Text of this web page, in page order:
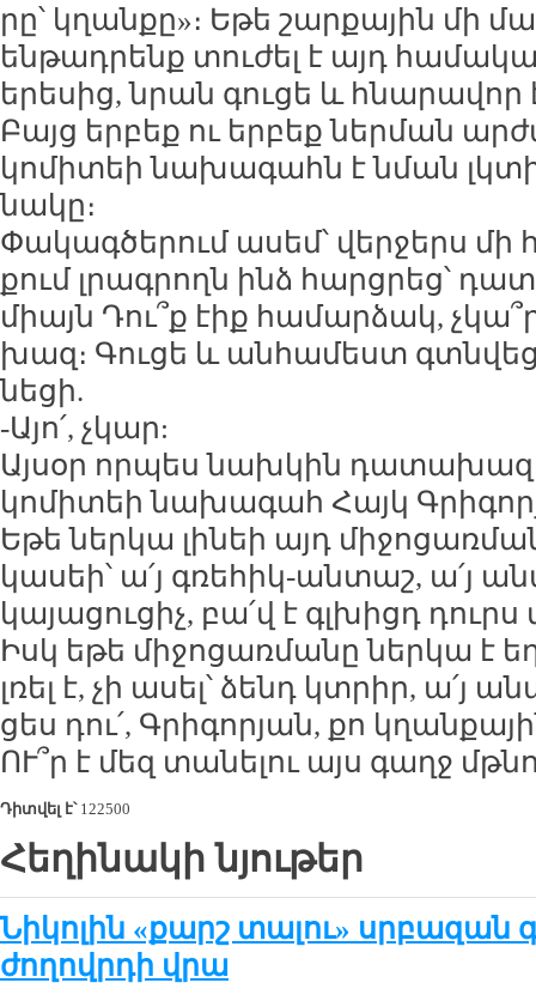
րը՝ կղան­քը»։ Ե­թե շար­քա­յին մի
են­թադ­րենք տու­ժել է այդ
ե­րե­սից, նրան գու­ցե և հնա­րա­վոր
Բայց եր­բեք ու եր­բեք ներ­ման
կո­մի­տեի նա­խա­գահն է նման
նա­կը։
Փա­կագ­ծե­րում ա­սեմ՝ վեր­ջերս
քում լրագ­րողն ինձ հարց­րեց՝
միայն Դու՞ք էիք հա­մար­ձակ,
խազ։ Գու­ցե և ան­հա­մեստ
նե­ցի.
-Ա­յո՛, չկար:
Այ­սօր որ­պես նախ­կին դա­տա­խազ
կո­մի­տեի նա­խա­գահ Հայկ
Ե­թե ներ­կա լի­նեի այդ
կա­սեի՝ ա՛յ գռե­հիկ-ան­տաշ, ա՛յ
կա­յա­ցու­ցիչ, բա՛վ է գլ­խիցդ
Իսկ ե­թե մի­ջո­ցառ­մա­նը ներ­կա է
լռել է, չի ա­սել՝ ձենդ կտ­րիր, ա՛յ
ցես դու՛, Գրի­գո­րյան, քո
ՈՒ՞ր է մեզ տա­նե­լու այս գաղջ
Դիտվել է՝122500
Հեղինակի նյութեր
Նիկոլին «քարշ տալու» սրբազան
ժողովրդի վրա